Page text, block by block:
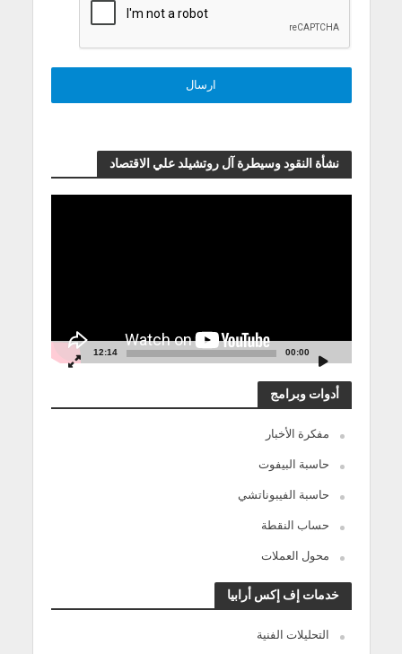
نشأة النقود وسيطرة آل روتشيلد علي الاقتصاد
00:00
12:14
أدوات وبرامج
مفكرة الأخبار
حاسبة البيفوت
حاسبة الفيبوناتشي
حساب النقطة
محول العملات
خدمات إف إكس أرابيا
التحليلات الفنية